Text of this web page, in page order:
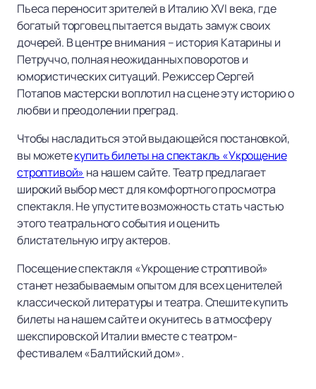
Пьеса переносит зрителей в Италию XVI века, где
богатый торговец пытается выдать замуж своих
дочерей. В центре внимания – история Катарины и
Петруччо, полная неожиданных поворотов и
юмористических ситуаций. Режиссер Сергей
Потапов мастерски воплотил на сцене эту историю о
любви и преодолении преград.
Чтобы насладиться этой выдающейся постановкой,
вы можетекупить билеты на спектакль «Укрощение
строптивой» на нашем сайте. Театр предлагает
широкий выбор мест для комфортного просмотра
спектакля. Не упустите возможность стать частью
этого театрального события и оценить
блистательную игру актеров.
Посещение спектакля «Укрощение строптивой»
станет незабываемым опытом для всех ценителей
классической литературы и театра. Спешите купить
билеты на нашем сайте и окунитесь в атмосферу
шекспировской Италии вместе с театром-
фестивалем «Балтийский дом».